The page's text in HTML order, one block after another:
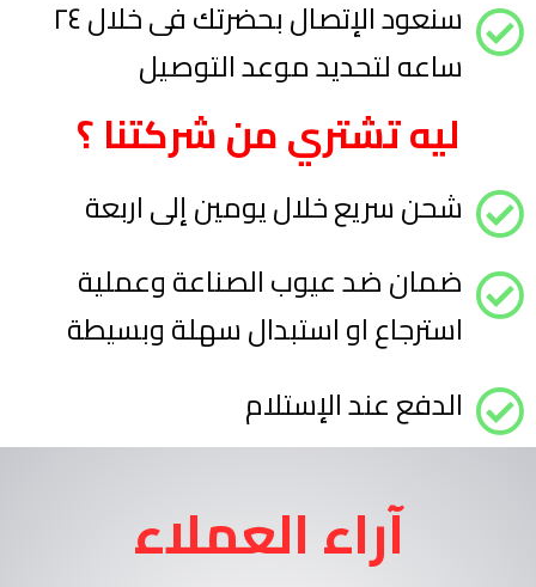
سنعود الإتصال بحضرتك فى خلال ٢٤
ساعه لتحديد موعد التوصيل
ليه تشتري من شركتنا ؟
شحن سريع خلال يومين إلى اربعة
ضمان ضد عيوب الصناعة وعملية
استرجاع او استبدال سهلة وبسيطة
الدفع عند الإستلام
آراء العملاء